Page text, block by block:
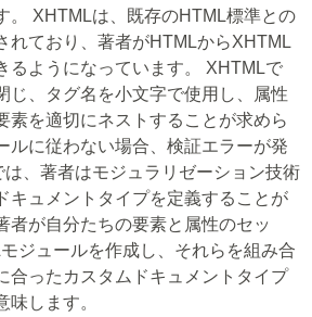
。 XHTMLは、既存のHTML標準との
れており、著者がHTMLからXHTML
るようになっています。 XHTMLで
じ、タグ名を小文字で使用し、属性
素を適切にネストすることが求めら
ルに従わない場合、検証エラーが発
、著者はモジュラリゼーション技術
キュメントタイプを定義することが
者が自分たちの要素と属性のセッ
ジュールを作成し、それらを組み合
合ったカスタムドキュメントタイプ
味します。